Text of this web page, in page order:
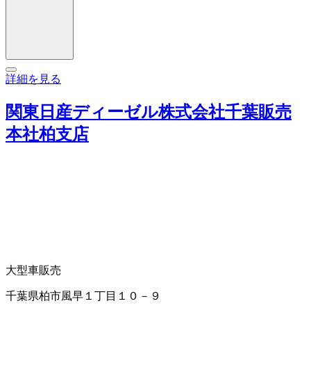
詳細を見る
関東日産ディーゼル株式会社千葉販売
本社柏支店
大型車販売
千葉県柏市風早１丁目１０－９